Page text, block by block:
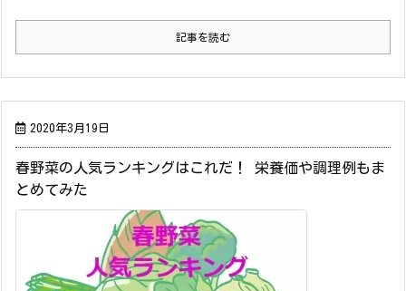
記事を読む
2020年3月19日
春野菜の人気ランキングはこれだ！ 栄養価や調理例もま
とめてみた